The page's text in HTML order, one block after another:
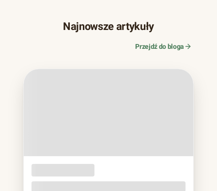
Najnowsze artykuły
Przejdź do bloga
JEDNORAZOWE